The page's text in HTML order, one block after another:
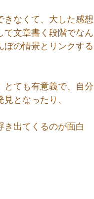
なくて、大した感想
て文章書く段階でなん
ぼの情景とリンクする
とても有意義で、自分
となったり、
出てくるのが面白